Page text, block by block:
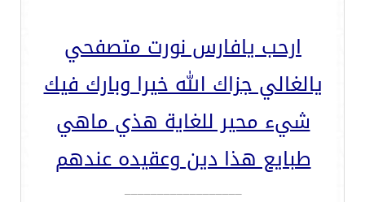
ارحب يافارس نورت متصفحي
يالغالي جزاك الله خيرا وبارك فيك
شيء محير للغاية هذي ماهي
طبايع هذا دين وعقيده عندهم
__________________